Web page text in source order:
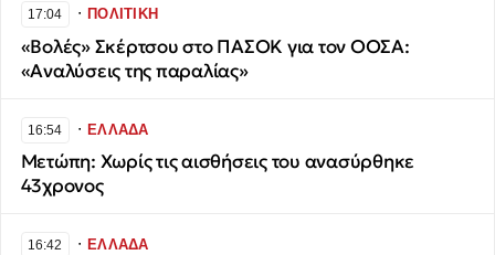
17:04 ∙ΠΟΛΙΤΙΚΗ
«Βολές» Σκέρτσου στο ΠΑΣΟΚ για τον ΟΟΣΑ:
«Αναλύσεις της παραλίας»
16:54 ∙ΕΛΛΑΔΑ
Μετώπη: Χωρίς τις αισθήσεις του ανασύρθηκε
43χρονος
16:42 ∙ΕΛΛΑΔΑ